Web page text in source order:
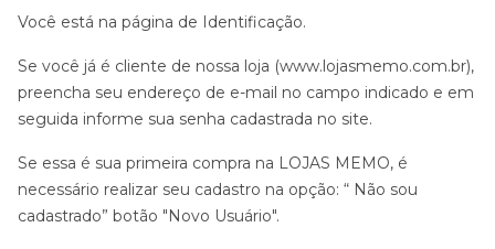
Você está na página de Identificação.
Se você já é cliente de nossa loja (www.lojasmemo.com.br),
preencha seu endereço de e-mail no campo indicado e em
seguida informe sua senha cadastrada no site.
Se essa é sua primeira compra na LOJAS MEMO, é
necessário realizar seu cadastro na opção: “ Não sou
cadastrado” botão "Novo Usuário".